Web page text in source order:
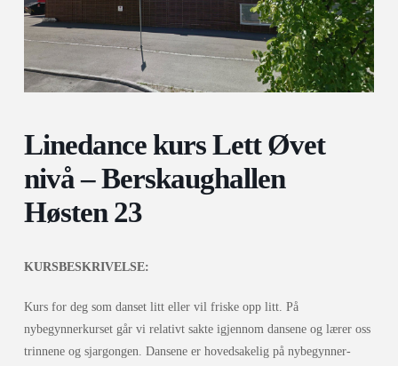
Linedance kurs Lett Øvet
nivå – Berskaughallen
Høsten 23
KURSBESKRIVELSE:
Kurs for deg som danset litt eller vil friske opp litt. På
nybegynnerkurset går vi relativt sakte igjennom dansene og lærer oss
trinnene og sjargongen. Dansene er hovedsakelig på nybegynner-